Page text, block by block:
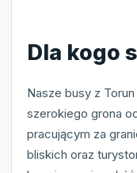
Dla kogo
Nasze busy z
szerokiego grona
pracującym za
bliskich oraz